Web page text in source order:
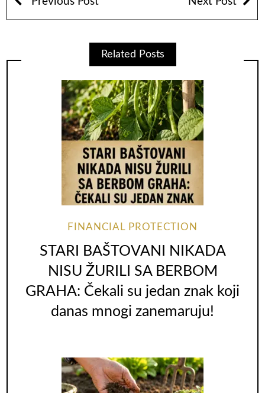
Related Posts
FINANCIAL PROTECTION
STARI BAŠTOVANI NIKADA
NISU ŽURILI SA BERBOM
GRAHA: Čekali su jedan znak koji
danas mnogi zanemaruju!